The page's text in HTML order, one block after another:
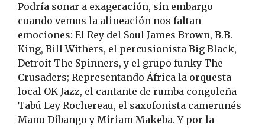
Podría sonar a exageración, sin embargo
cuando vemos la alineación nos faltan
emociones: El Rey del Soul James Brown, B.B.
King, Bill Withers, el percusionista Big Black,
Detroit The Spinners, y el grupo funky The
Crusaders; Representando África la orquesta
local OK Jazz, el cantante de rumba congoleña
Tabú Ley Rochereau, el saxofonista camerunés
Manu Dibango y Miriam Makeba. Y por la